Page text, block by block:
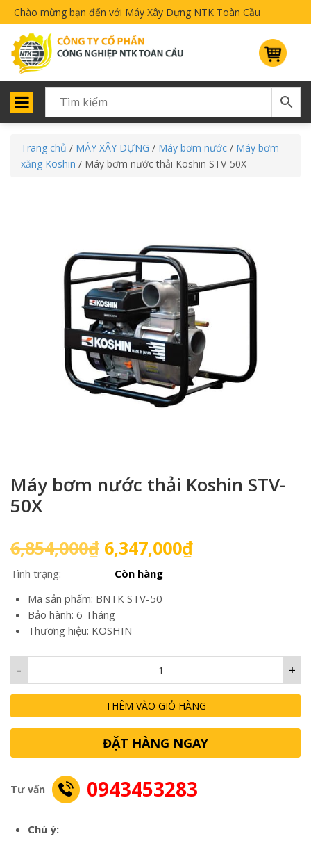
Chào mừng bạn đến với Máy Xây Dựng NTK Toàn Cầu
Trang chủ / MÁY XÂY DỰNG / Máy bơm nước / Máy bơm
xăng Koshin / Máy bơm nước thải Koshin STV-50X
Máy bơm nước thải Koshin STV-
50X
6,854,000₫ Giá
gốc
là:
6,854,000₫.
6,347,000₫Giá
Tình trạng:
Còn hàng
Mã sản phẩm: BNTK STV-50
Bảo hành: 6 Tháng
Thương hiệu: KOSHIN
+
-
THÊM VÀO GIỎ HÀNG
ĐẶT HÀNG NGAY
Tư vấn 0943453283
Chú ý: